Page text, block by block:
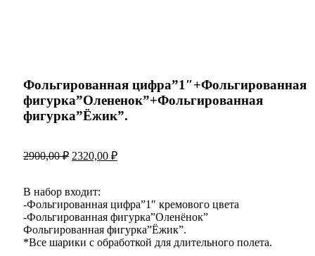
Фольгированная цифра”1″+Фольгированная
фигурка”Олененок”+Фольгированная
фигурка”Ёжик”.
2900,00₽ 2320,00 ₽
В набор входит:
-Фольгированная цифра”1″ кремового цвета
-Фольгированная фигурка”Оленёнок”
Фольгированная фигурка”Ёжик”.
*Все шарики с обработкой для длительного полета.